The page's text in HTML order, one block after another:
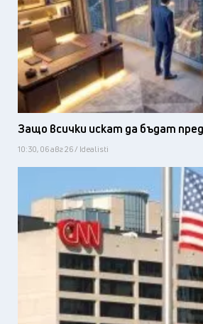
Защо всички искат да бъдат
10:30, 06 авг 26 / Idealisti